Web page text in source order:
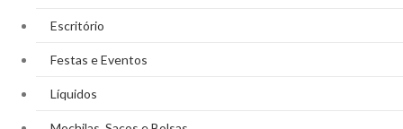
Escritório
Festas e Eventos
Líquidos